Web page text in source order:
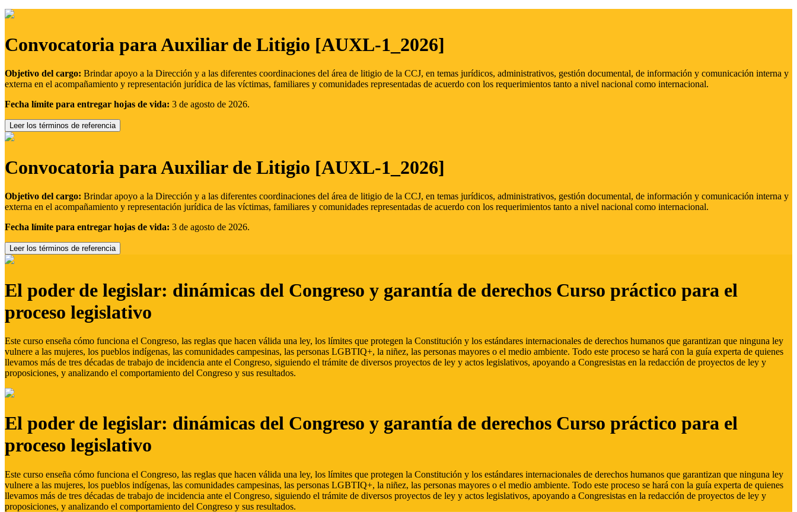
Convocatoria para Auxiliar de Litigio [AUXL-1_2026]
Objetivo del cargo: Brindar apoyo a la Dirección y a las diferentes coordinaciones del área de litigio de la CCJ, en temas jurídicos, administrativos, gestión documental, de información y comunicación interna y
externa en el acompañamiento y representación jurídica de las víctimas, familiares y comunidades representadas de acuerdo con los requerimientos tanto a nivel nacional como internacional.
Fecha límite para entregar hojas de vida: 3 de agosto de 2026.
Leer los términos de referencia
Convocatoria para Auxiliar de Litigio [AUXL-1_2026]
Objetivo del cargo: Brindar apoyo a la Dirección y a las diferentes coordinaciones del área de litigio de la CCJ, en temas jurídicos, administrativos, gestión documental, de información y comunicación interna y
externa en el acompañamiento y representación jurídica de las víctimas, familiares y comunidades representadas de acuerdo con los requerimientos tanto a nivel nacional como internacional.
Fecha límite para entregar hojas de vida: 3 de agosto de 2026.
Leer los términos de referencia
El poder de legislar: dinámicas del Congreso y garantía de derechos Curso práctico para el
proceso legislativo
Este curso enseña cómo funciona el Congreso, las reglas que hacen válida una ley, los límites que protegen la Constitución y los estándares internacionales de derechos humanos que garantizan que ninguna ley
vulnere a las mujeres, los pueblos indígenas, las comunidades campesinas, las personas LGBTIQ+, la niñez, las personas mayores o el medio ambiente. Todo este proceso se hará con la guía experta de quienes
llevamos más de tres décadas de trabajo de incidencia ante el Congreso, siguiendo el trámite de diversos proyectos de ley y actos legislativos, apoyando a Congresistas en la redacción de proyectos de ley y
proposiciones, y analizando el comportamiento del Congreso y sus resultados.
El poder de legislar: dinámicas del Congreso y garantía de derechos Curso práctico para el
proceso legislativo
Este curso enseña cómo funciona el Congreso, las reglas que hacen válida una ley, los límites que protegen la Constitución y los estándares internacionales de derechos humanos que garantizan que ninguna ley
vulnere a las mujeres, los pueblos indígenas, las comunidades campesinas, las personas LGBTIQ+, la niñez, las personas mayores o el medio ambiente. Todo este proceso se hará con la guía experta de quienes
llevamos más de tres décadas de trabajo de incidencia ante el Congreso, siguiendo el trámite de diversos proyectos de ley y actos legislativos, apoyando a Congresistas en la redacción de proyectos de ley y
proposiciones, y analizando el comportamiento del Congreso y sus resultados.